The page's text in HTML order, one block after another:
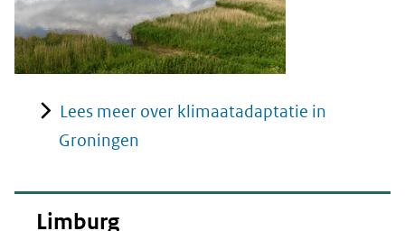
Lees meer over klimaatadaptatie in
Groningen
Limburg